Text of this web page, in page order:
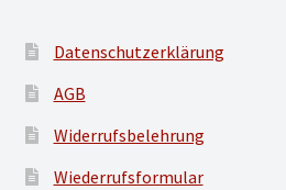
Datenschutzerklärung
AGB
Widerrufsbelehrung
Wiederrufsformular